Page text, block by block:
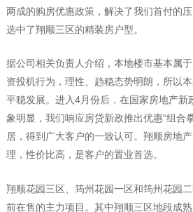
两成的购房优惠政策，解决了我们首付的
选中了翔顺三区的精装房户型。
据公司相关负责人介绍，本地楼市基本属
资投机行为，理性、趋稳态势明朗，所以
平稳发展。进入4月份后，在国家房地产新
象明显，我们响应房贷新政推出优惠“组合
居，得到广大客户的一致认可。翔顺房地
理，性价比高，是客户的置业首选。
翔顺花园三区、筠州花园一区和筠州花园
前在售的主力项目。其中翔顺三区地段成